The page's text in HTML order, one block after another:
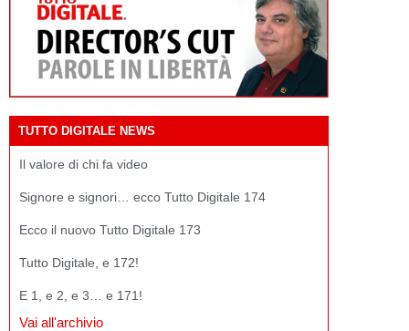
TUTTO DIGITALE NEWS
Il valore di chi fa video
Signore e signori… ecco Tutto Digitale 174
Ecco il nuovo Tutto Digitale 173
Tutto Digitale, e 172!
E 1, e 2, e 3… e 171!
Vai all'archivio